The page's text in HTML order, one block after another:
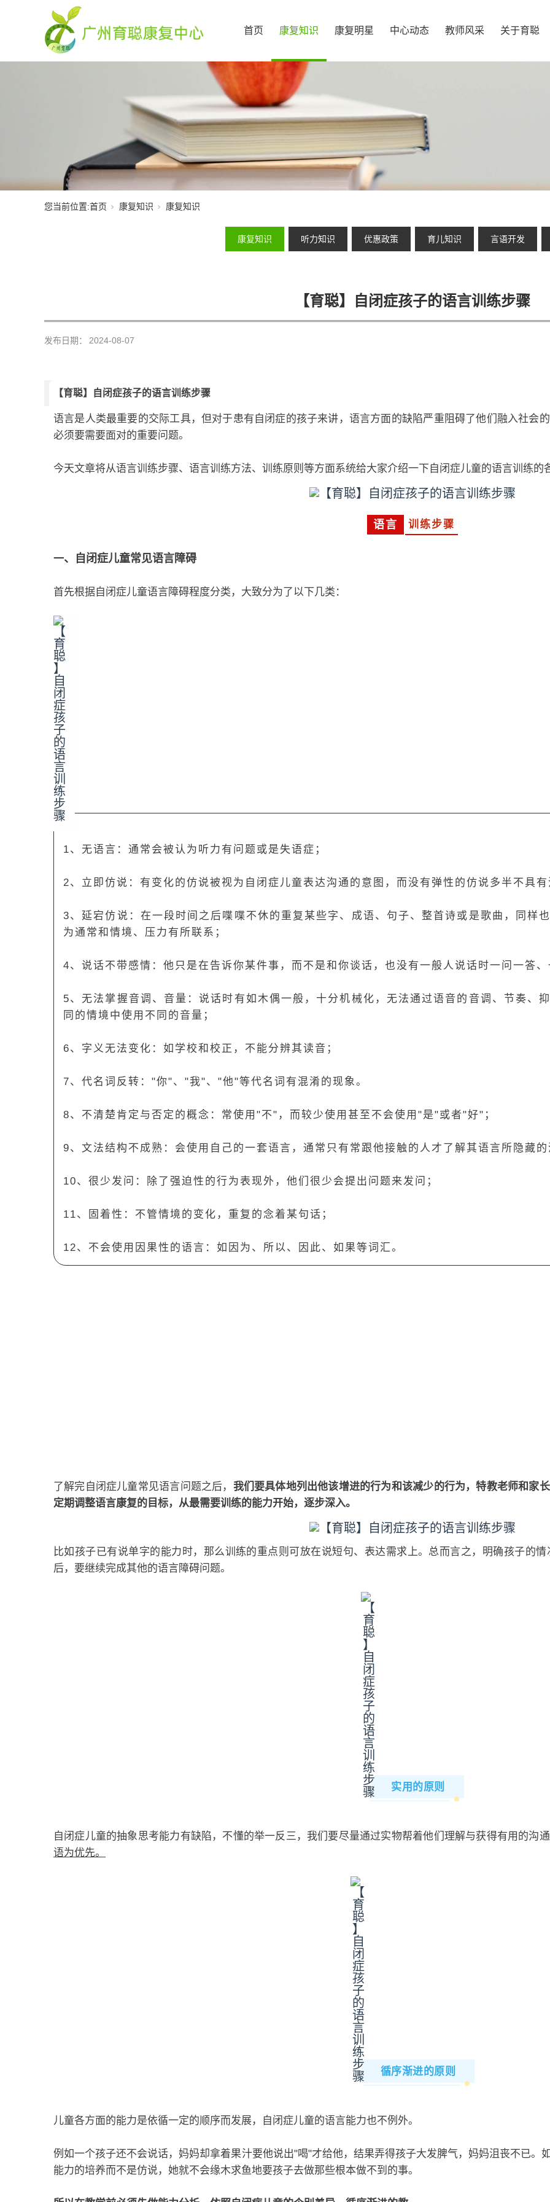
首页 康复知识 康复明星 中心动态 教师风采 关于育聪
您当前位置:首页 康复知识 康复知识
康复知识 听力知识 优惠政策 育儿知识 言语开发
【育聪】自闭症孩子的语言训练步骤
发布日期： 2024-08-07
【育聪】自闭症孩子的语言训练步骤
语言是人类最重要的交际工具，但对于患有自闭症的孩子来讲，语言方面的缺陷严重阻碍了他们融入社会
必须要需要面对的重要问题。
今天文章将从语言训练步骤、语言训练方法、训练原则等方面系统给大家介绍一下自闭症儿童的语言训练的
语言 训练步骤
一、自闭症儿童常见语言障碍
首先根据自闭症儿童语言障碍程度分类，大致分为了以下几类：
1、无语言：通常会被认为听力有问题或是失语症；
2、立即仿说：有变化的仿说被视为自闭症儿童表达沟通的意图，而没有弹性的仿说多半不具
3、延宕仿说：在一段时间之后喋喋不休的重复某些字、成语、句子、整首诗或是歌曲，同样
为通常和情境、压力有所联系；
4、说话不带感情：他只是在告诉你某件事，而不是和你谈话，也没有一般人说话时一问一答
5、无法掌握音调、音量：说话时有如木偶一般，十分机械化，无法通过语音的音调、节奏、
同的情境中使用不同的音量；
6、字义无法变化：如学校和校正，不能分辨其读音；
7、代名词反转："你"、"我"、"他"等代名词有混淆的现象。
8、不清楚肯定与否定的概念：常使用"不"，而较少使用甚至不会使用"是"或者"好"；
9、文法结构不成熟：会使用自己的一套语言，通常只有常跟他接触的人才了解其语言所隐藏
10、很少发问：除了强迫性的行为表现外，他们很少会提出问题来发问；
11、固着性：不管情境的变化，重复的念着某句话；
12、不会使用因果性的语言：如因为、所以、因此、如果等词汇。
了解完自闭症儿童常见语言问题之后， 我们要具体地列出他该增进的行为和该减少的行为，特教老师和家
定期调整语言康复的目标，从最需要训练的能力开始，逐步深入。
比如孩子已有说单字的能力时，那么训练的重点则可放在说短句、表达需求上。总而言之，明确孩子的
后，要继续完成其他的语言障碍问题。
实用的原则
自闭症儿童的抽象思考能力有缺陷，不懂的举一反三，我们要尽量通过实物帮着他们理解与获得有用的沟
语为优先。
循序渐进的原则
儿童各方面的能力是依循一定的顺序而发展，自闭症儿童的语言能力也不例外。
例如一个孩子还不会说话，妈妈却拿着果汁要他说出"喝"才给他，结果弄得孩子大发脾气，妈妈沮丧不已。
能力的培养而不是仿说，她就不会缘木求鱼地要孩子去做那些根本做不到的事。